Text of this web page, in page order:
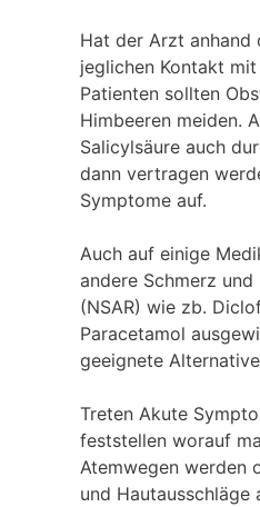
Hat der Arzt
jeglichen Kontakt
Patienten sollten
Himbeeren meiden.
Salicylsäure auch
dann vertragen
Symptome auf.
Auch auf einige
andere Schmerz
(NSAR) wie zb.
Paracetamol
geeignete
Treten Akute
feststellen worauf
Atemwegen werden
und